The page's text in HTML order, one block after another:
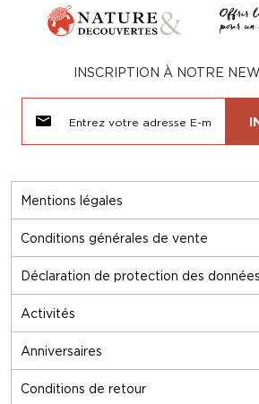
Mentions légales
Conditions générales de vente
Déclaration de protection des données
Activités
Anniversaires
Conditions de retour
INSCRIPTION À NOTRE